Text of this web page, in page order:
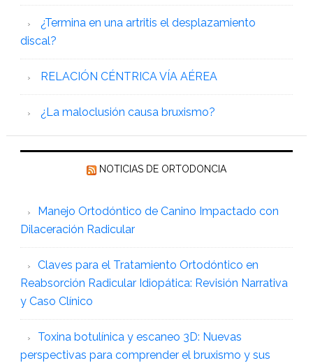
¿Termina en una artritis el desplazamiento
discal?
RELACIÓN CÉNTRICA VÍA AÉREA
¿La maloclusión causa bruxismo?
NOTICIAS DE ORTODONCIA
Manejo Ortodóntico de Canino Impactado con
Dilaceración Radicular
Claves para el Tratamiento Ortodóntico en
Reabsorción Radicular Idiopática: Revisión Narrativa
y Caso Clínico
Toxina botulínica y escaneo 3D: Nuevas
perspectivas para comprender el bruxismo y sus